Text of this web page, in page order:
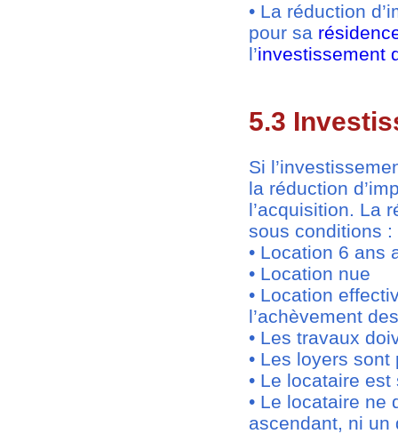
• La réduction
pour sa
l’investissement
5.3
Si
la réduction
l’acquisition. La
sous conditions :
• Location 6 ans
• Location nue
• Location
l’achèvement
• Les travaux
• Les loyers sont
• Le locataire
• Le locataire ne
ascendant, ni un